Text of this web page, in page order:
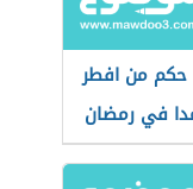
حكم من افطر
في رمضان